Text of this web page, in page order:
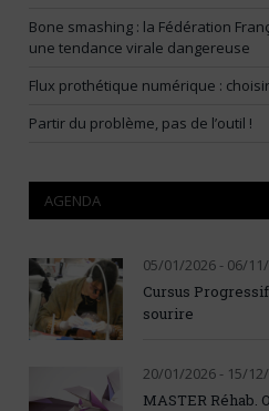
Bone smashing : la Fédération
une tendance virale dangereuse
Flux prothétique numérique :
Partir du problème, pas de l’outil !
AGENDA
05/01/2026 - 06/
Cursus
sourire
20/01/2026 - 15/
MASTER Réhab.